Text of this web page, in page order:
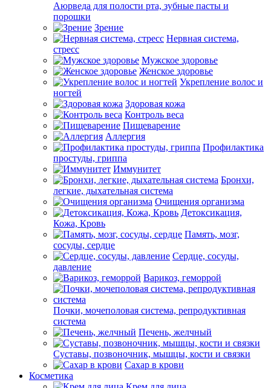
Аюрведа для полости рта, зубные пасты и
порошки
Зрение
Нервная система,
стресс
Мужское здоровье
Женское здоровье
Укрепление волос и
ногтей
Здоровая кожа
Контроль веса
Пищеварение
Аллергия
Профилактика
простуды, гриппа
Иммунитет
Бронхи,
легкие, дыхательная система
Очищения организма
Детоксикация,
Кожа, Кровь
Память, мозг,
сосуды, сердце
Сердце, сосуды,
давление
Варикоз, геморрой
Почки, мочеполовая система, репродуктивная
система
Печень, желчный
Суставы, позвоночник, мышцы, кости и связки
Сахар в крови
Косметика